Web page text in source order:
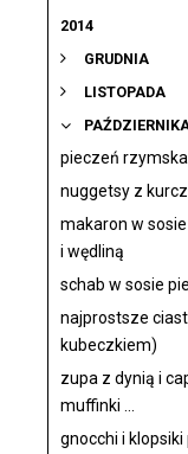
2014
GRUDNIA
LISTOPADA
pieczeń rzymska
nuggetsy z
makaron w
i wędliną
schab w sosie
najprostsze
kubeczkiem)
zupa z dynią i
muffinki ...
gnocchi i